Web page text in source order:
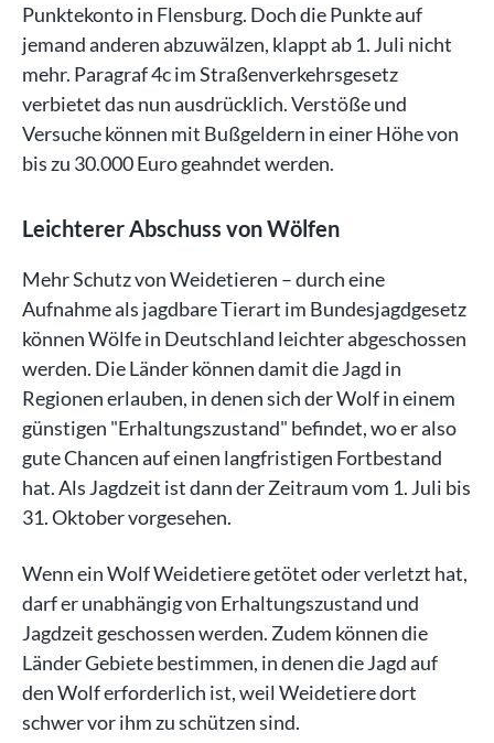
Punktekonto in Flensburg. Doch die Punkte auf
jemand anderen abzuwälzen, klappt ab 1. Juli nicht
mehr. Paragraf 4c im Straßenverkehrsgesetz
verbietet das nun ausdrücklich. Verstöße und
Versuche können mit Bußgeldern in einer Höhe von
bis zu 30.000 Euro geahndet werden.
Leichterer Abschuss von Wölfen
Mehr Schutz von Weidetieren – durch eine
Aufnahme als jagdbare Tierart im Bundesjagdgesetz
können Wölfe in Deutschland leichter abgeschossen
werden. Die Länder können damit die Jagd in
Regionen erlauben, in denen sich der Wolf in einem
günstigen "Erhaltungszustand" befindet, wo er also
gute Chancen auf einen langfristigen Fortbestand
hat. Als Jagdzeit ist dann der Zeitraum vom 1. Juli bis
31. Oktober vorgesehen.
Wenn ein Wolf Weidetiere getötet oder verletzt hat,
darf er unabhängig von Erhaltungszustand und
Jagdzeit geschossen werden. Zudem können die
Länder Gebiete bestimmen, in denen die Jagd auf
den Wolf erforderlich ist, weil Weidetiere dort
schwer vor ihm zu schützen sind.